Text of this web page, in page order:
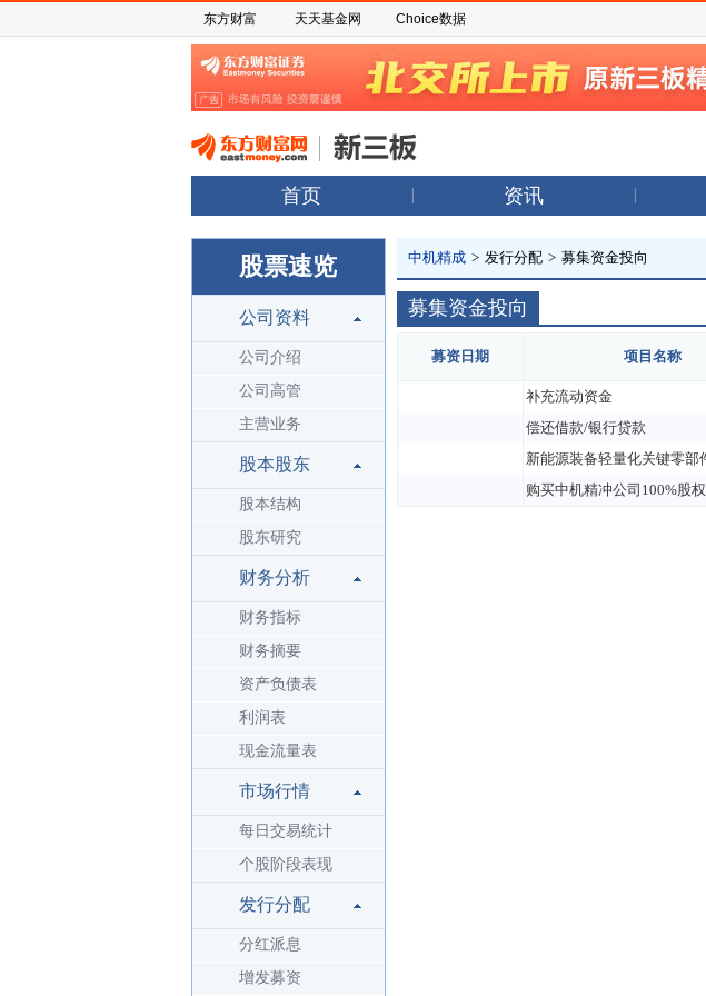
东方财富 天天基金网 Choice数据
首页 资讯
股票速览
公司资料
公司介绍
公司高管
主营业务
股本股东
股本结构
股东研究
财务分析
财务指标
财务摘要
资产负债表
利润表
现金流量表
市场行情
每日交易统计
个股阶段表现
发行分配
分红派息
增发募资
中机精成 > 发行分配 > 募集资金投向
募集资金投向
募资日期 项目名称
补充流动资金
偿还借款/银行贷款
购买中机精冲公司100%股权